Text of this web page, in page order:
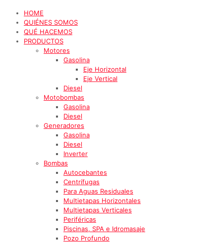
HOME
QUIÉNES SOMOS
QUÉ HACEMOS
PRODUCTOS
Motores
Gasolina
Eje Horizontal
Eje Vertical
Diesel
Motobombas
Gasolina
Diesel
Generadores
Gasolina
Diesel
Inverter
Bombas
Autocebantes
Centrífugas
Para Aguas Residuales
Multietapas Horizontales
Multietapas Verticales
Periféricas
Piscinas, SPA e Idromasaje
Pozo Profundo